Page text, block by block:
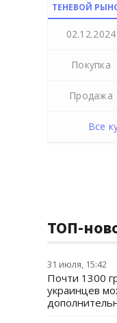
ТЕНЕВОЙ
02.12.2024
Покупка
Продажа
Все
ТОП-
31 июля, 15:42
Почти 1300
украинцев